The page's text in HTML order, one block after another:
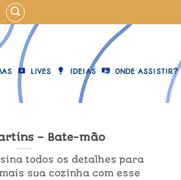
LIVES IDEIAS ONDE ASSISTIR?
– Bate-mão
todos os detalhes para
sua cozinha com esse